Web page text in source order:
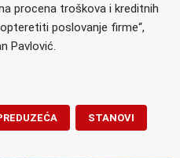
procena troškova i kreditnih
poslovanje firme“,
Pavlović.
STANOVI